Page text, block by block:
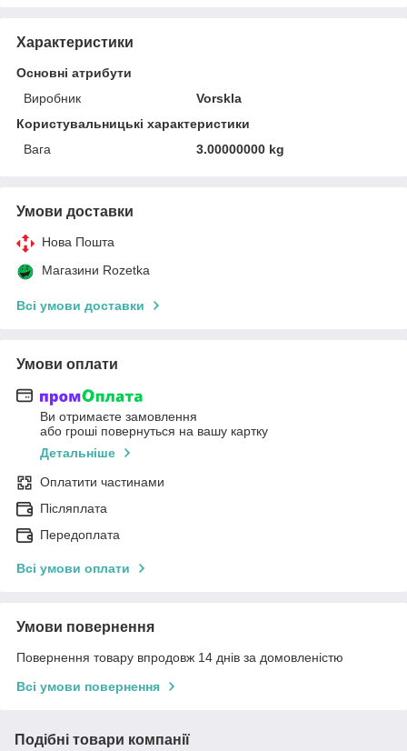
Характеристики
Основні атрибути
Виробник
Vorskla
Користувальницькі характеристики
Вага
3.00000000 kg
Умови доставки
Нова Пошта
Магазини Rozetka
Всі умови доставки
Умови оплати
Ви отримаєте замовлення
або гроші повернуться на вашу картку
Детальніше
Оплатити частинами
Післяплата
Передоплата
Всі умови оплати
Умови повернення
Повернення товару впродовж 14 днів за домовленістю
Всі умови повернення
Подібні товари компанії